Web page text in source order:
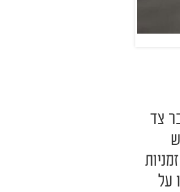
צד
על